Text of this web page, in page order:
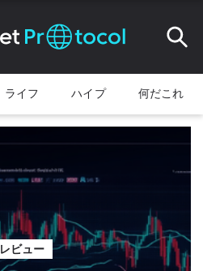
ライフ ハイプ 何だこれ
レビュー